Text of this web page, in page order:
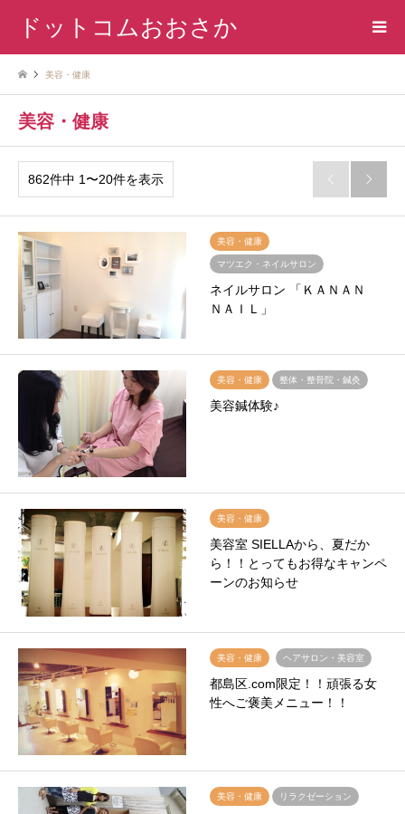
ドットコムおおさか
美容・健康
美容・健康
862件中 1〜20件を表示  
美容・健康
マツエク・ネイルサロン
ネイルサロン 「ＫＡＮＡＮ
ＮＡＩＬ」
美容・健康 整体・整骨院・鍼灸
美容鍼体験♪
美容・健康
美容室 SIELLAから、夏だか
ら！！とってもお得なキャンペ
ーンのお知らせ
美容・健康 ヘアサロン・美容室
都島区.com限定！！頑張る女
性へご褒美メニュー！！
美容・健康 リラクゼーション